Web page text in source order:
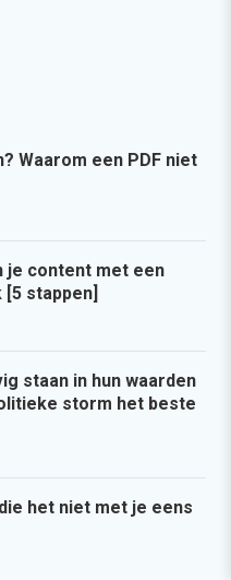
Waarom een PDF niet
je content met een
stappen]
staan in hun waarden
storm het beste
het niet met je eens